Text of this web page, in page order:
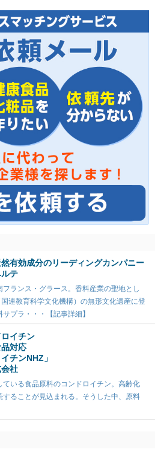
有効成分のリーディングカンパニー
テ
フランス・グラース。香料産業の聖地とし
連教育科学文化機構）の無形文化遺産に登
プラ・・・【記事詳細】
イチン
対応
チンNHZ」
社
いる食品原料のコンドロイチン。高齢化
ることが見込まれる。そうした中、原料